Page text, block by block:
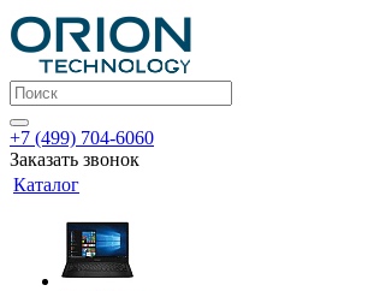
+7 (499) 704-6060
Заказать звонок
Каталог